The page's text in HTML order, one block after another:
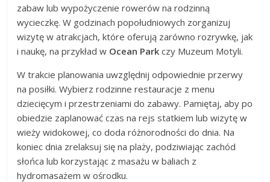
zabaw lub wypożyczenie rowerów na rodzinną
wycieczkę. W godzinach popołudniowych zorganizuj
wizytę w atrakcjach, które oferują zarówno rozrywkę, jak
i naukę, na przykład w Ocean Park czy Muzeum Motyli.
W trakcie planowania uwzględnij odpowiednie przerwy
na posiłki. Wybierz rodzinne restauracje z menu
dziecięcym i przestrzeniami do zabawy. Pamiętaj, aby po
obiedzie zaplanować czas na rejs statkiem lub wizytę w
wieży widokowej, co doda różnorodności do dnia. Na
koniec dnia zrelaksuj się na plaży, podziwiając zachód
słońca lub korzystając z masażu w baliach z
hydromasażem w ośrodku.